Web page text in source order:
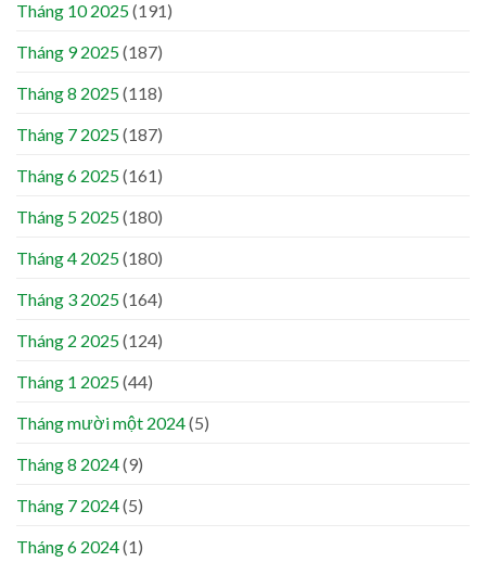
Tháng 10 2025(191)
Tháng 9 2025(187)
Tháng 8 2025(118)
Tháng 7 2025(187)
Tháng 6 2025(161)
Tháng 5 2025(180)
Tháng 4 2025(180)
Tháng 3 2025(164)
Tháng 2 2025(124)
Tháng 1 2025(44)
Tháng mười một 2024(5)
Tháng 8 2024(9)
Tháng 7 2024(5)
Tháng 6 2024(1)